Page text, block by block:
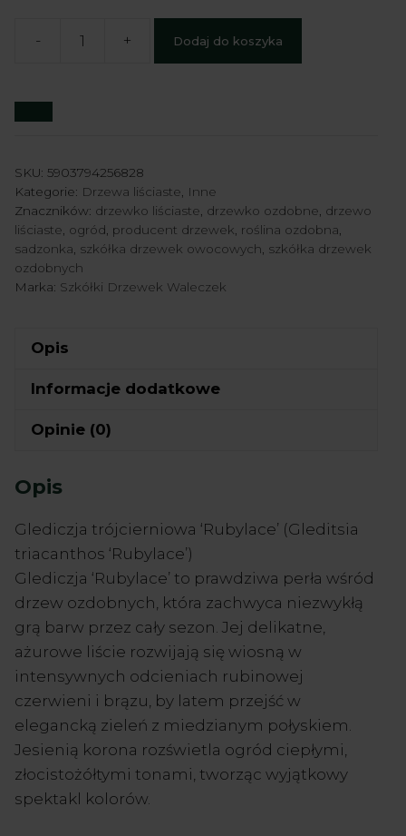
-
ilość
triacanthos
'Rubylace'
+ Dodaj do koszyka
SKU: 5903794256828
Kategorie: Drzewa liściaste
Inne
Znaczników: drzewko liściaste drzewko ozdobne drzewo
liściaste ogród producent drzewek roślina ozdobna
sadzonka szkółka drzewek owocowych szkółka drzewek
ozdobnych
Marka: Szkółki Drzewek Waleczek
Opis
Informacje dodatkowe
Opinie (0)
Opis
Glediczja trójcierniowa ‘Rubylace’ (Gleditsia
triacanthos ‘Rubylace’)
Glediczja ‘Rubylace’ to prawdziwa perła wśród
drzew ozdobnych, która zachwyca niezwykłą
grą barw przez cały sezon. Jej delikatne,
ażurowe liście rozwijają się wiosną w
intensywnych odcieniach rubinowej
czerwieni i brązu, by latem przejść w
elegancką zieleń z miedzianym połyskiem.
Jesienią korona rozświetla ogród ciepłymi,
złocistożółtymi tonami, tworząc wyjątkowy
spektakl kolorów.